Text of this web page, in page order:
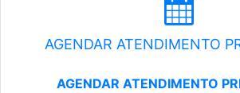
AGENDAR ATENDIMENTO
AGENDAR ATENDIMENTO